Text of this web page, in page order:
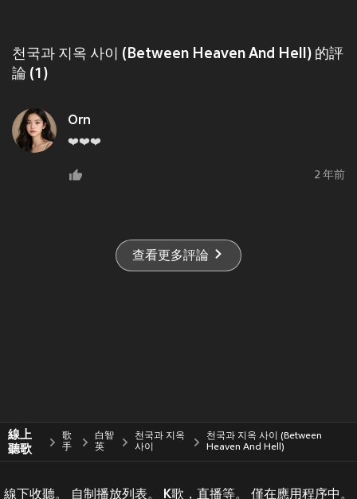
천국과 지옥 사이 (Between Heaven And Hell) 的評
論 (1)
Orn
❤️❤️❤️
2 年前
查看更多評論
線上
聽歌
歌
手
白智
英
천국과 지옥
사이
천국과 지옥 사이 (Between
Heaven And Hell)
線下收聽。 自制播放列表。 K歌，直播等。 僅在應用程序中。